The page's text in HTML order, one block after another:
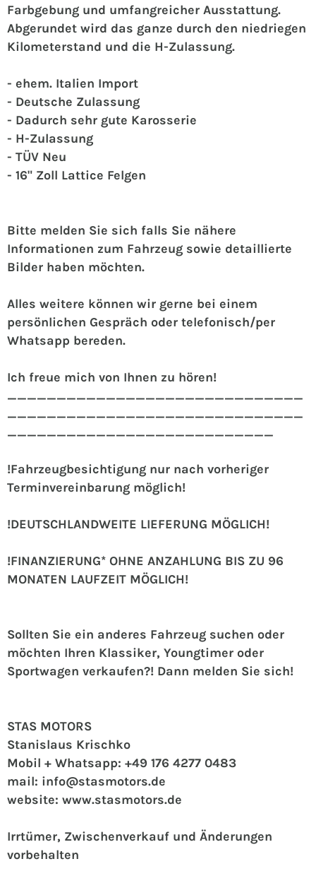
Farbgebung und umfangreicher Ausstattung.
Abgerundet wird das ganze durch den niedriegen
Kilometerstand und die H-Zulassung.
- ehem. Italien Import
- Deutsche Zulassung
- Dadurch sehr gute Karosserie
- H-Zulassung
- TÜV Neu
- 16" Zoll Lattice Felgen
Bitte melden Sie sich falls Sie nähere
Informationen zum Fahrzeug sowie detaillierte
Bilder haben möchten.
Alles weitere können wir gerne bei einem
persönlichen Gespräch oder telefonisch/per
Whatsapp bereden.
Ich freue mich von Ihnen zu hören!
______________________________
______________________________
___________________________
!Fahrzeugbesichtigung nur nach vorheriger
Terminvereinbarung möglich!
!DEUTSCHLANDWEITE LIEFERUNG MÖGLICH!
!FINANZIERUNG* OHNE ANZAHLUNG BIS ZU 96
MONATEN LAUFZEIT MÖGLICH!
Sollten Sie ein anderes Fahrzeug suchen oder
möchten Ihren Klassiker, Youngtimer oder
Sportwagen verkaufen?! Dann melden Sie sich!
STAS MOTORS
Stanislaus Krischko
Mobil + Whatsapp: +49 176 4277 0483
mail: info@stasmotors.de
website: www.stasmotors.de
Irrtümer, Zwischenverkauf und Änderungen
vorbehalten